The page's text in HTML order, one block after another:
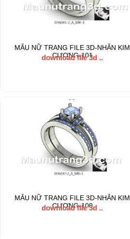
MẪU NỮ TRANG FILE 3D-NHẪN KIM
CƯƠNG-101
download file 3d ..
MẪU NỮ TRANG FILE 3D-NHẪN KIM
CƯƠNG-100
download file 3d ..